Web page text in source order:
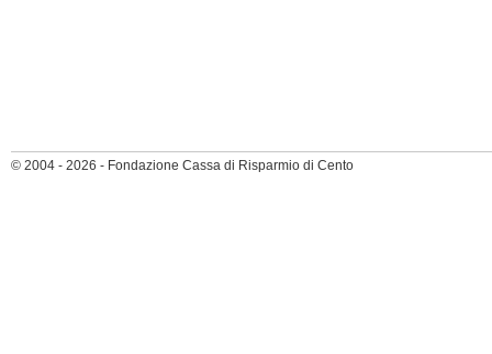
© 2004 - 2026 - Fondazione Cassa di Risparmio di Cento